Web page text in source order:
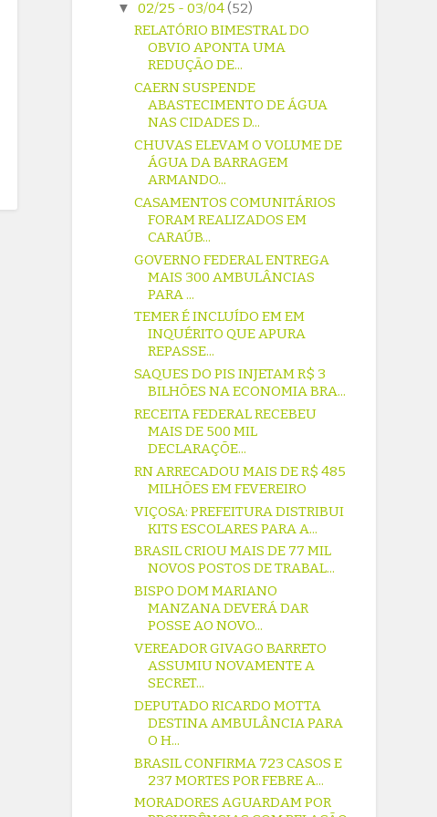
▼ 02/25 - 03/04(52)
RELATÓRIO BIMESTRAL DO
OBVIO APONTA UMA
REDUÇÃO DE...
CAERN SUSPENDE
ABASTECIMENTO DE ÁGUA
NAS CIDADES D...
CHUVAS ELEVAM O VOLUME DE
ÁGUA DA BARRAGEM
ARMANDO...
CASAMENTOS COMUNITÁRIOS
FORAM REALIZADOS EM
CARAÚB...
GOVERNO FEDERAL ENTREGA
MAIS 300 AMBULÂNCIAS
PARA ...
TEMER É INCLUÍDO EM EM
INQUÉRITO QUE APURA
REPASSE...
SAQUES DO PIS INJETAM R$ 3
BILHÕES NA ECONOMIA BRA...
RECEITA FEDERAL RECEBEU
MAIS DE 500 MIL
DECLARAÇÕE...
RN ARRECADOU MAIS DE R$ 485
MILHÕES EM FEVEREIRO
VIÇOSA: PREFEITURA DISTRIBUI
KITS ESCOLARES PARA A...
BRASIL CRIOU MAIS DE 77 MIL
NOVOS POSTOS DE TRABAL...
BISPO DOM MARIANO
MANZANA DEVERÁ DAR
POSSE AO NOVO...
VEREADOR GIVAGO BARRETO
ASSUMIU NOVAMENTE A
SECRET...
DEPUTADO RICARDO MOTTA
DESTINA AMBULÂNCIA PARA
O H...
BRASIL CONFIRMA 723 CASOS E
237 MORTES POR FEBRE A...
MORADORES AGUARDAM POR